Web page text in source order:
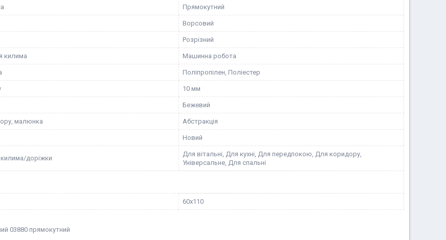
Прямокутний
Ворсовий
Розрізний
килима Машинна робота
Поліпропілен, Поліестер
10 мм
Бежевий
малюнка Абстракція
Новий
доріжки
Для вітальні, Для кухні, Для передпокою, Для коридору,
Універсальне, Для спальні
60х110
03880 прямокутний